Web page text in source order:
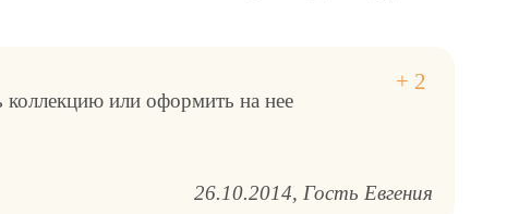
коллекцию или оформить на нее
26.10.2014 Гость Евгения